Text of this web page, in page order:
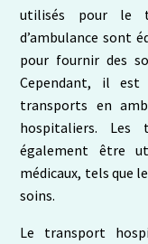
utilisés pour le
d’ambulance sont
pour fournir des
Cependant, il
transports en
hospitaliers. Les
également être
médicaux, tels que
soins.
Le transport